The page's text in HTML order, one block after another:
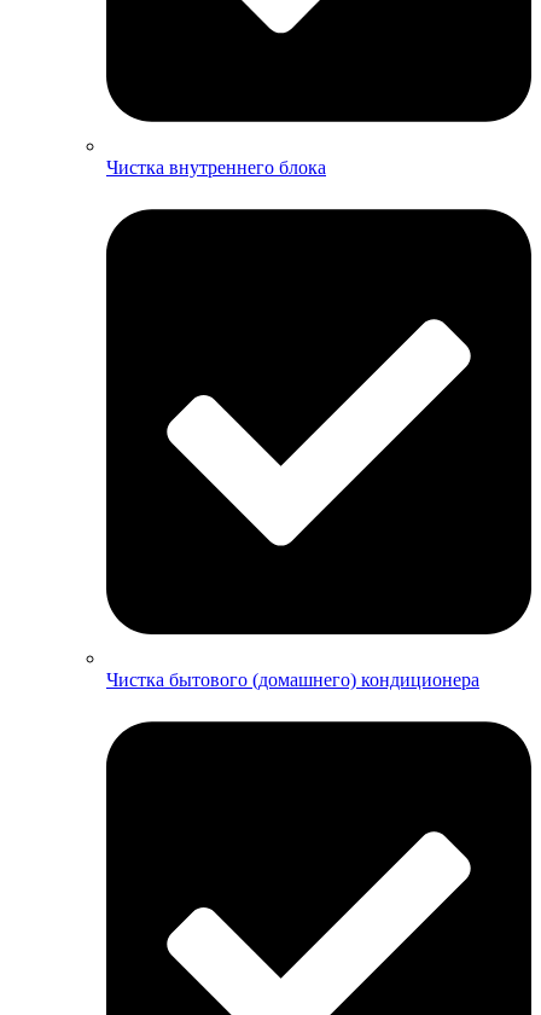
Чистка внутреннего блока
Чистка бытового (домашнего) кондиционера